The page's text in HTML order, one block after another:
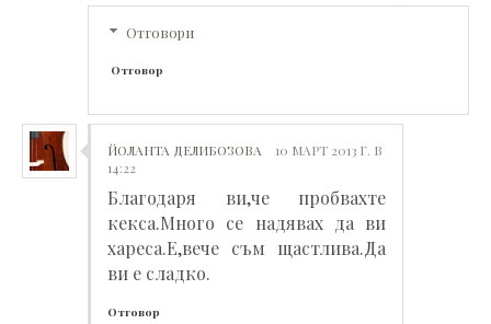
Отговори
Отговор
ЙОЛАНТА ДЕЛИБОЗОВА
10 МАРТ 2013 Г. В
14:22
Благодаря ви,че пробвахте
кекса.Много се надявах да ви
хареса.Е,вече съм щастлива.Да
ви е сладко.
Отговор